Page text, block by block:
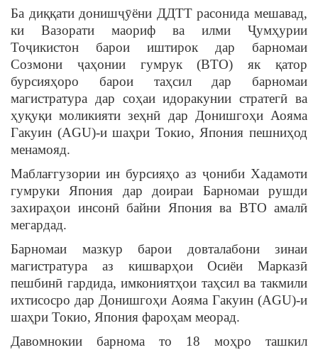
Ба диққати донишҷӯёни ДДТТ расонида мешавад,
ки Вазорати маориф ва илми Ҷумҳурии
Тоҷикистон барои иштирок дар барномаи
Созмони ҷаҳонии гумрук (ВТО) як қатор
бурсияҳоро барои таҳсил дар барномаи
магистратура дар соҳаи идоракунии стратегӣ ва
ҳуқуқи моликияти зеҳнӣ дар Донишгоҳи Аояма
Гакуин (AGU)-и шаҳри Токио, Япония пешниҳод
менамояд.
Маблағгузории ин бурсияҳо аз ҷониби Хадамоти
гумруки Япония дар доираи Барномаи рушди
захираҳои инсонӣ байни Япония ва ВТО амалӣ
мегардад.
Барномаи мазкур барои довталабони зинаи
магистратура аз кишварҳои Осиёи Марказӣ
пешбинӣ гардида, имкониятҳои таҳсил ва такмили
ихтисосро дар Донишгоҳи Аояма Гакуин (AGU)-и
шаҳри Токио, Япония фароҳам меорад.
Давомнокии барнома то 18 моҳро ташкил